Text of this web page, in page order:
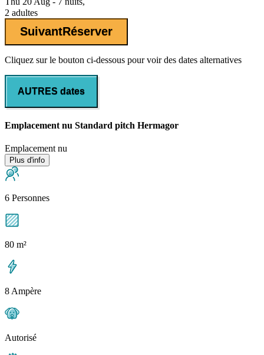
2 adultes
SuivantRéserver
Cliquez sur le bouton ci-dessous pour voir des dates alternatives
AUTRES dates
Emplacement nu Standard pitch Hermagor
Emplacement nu
Plus d'info
6 Personnes
80 m²
8 Ampère
Autorisé